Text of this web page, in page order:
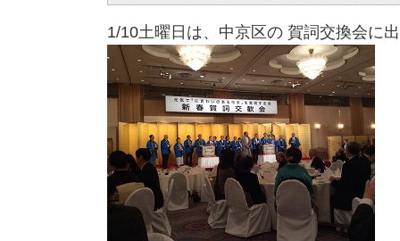
1/10土曜日は、中京区の 賀詞交換会に